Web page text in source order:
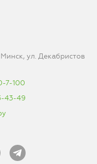
ул. Декабристов
7-100
43-49